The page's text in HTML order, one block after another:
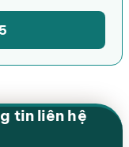
tin liên hệ